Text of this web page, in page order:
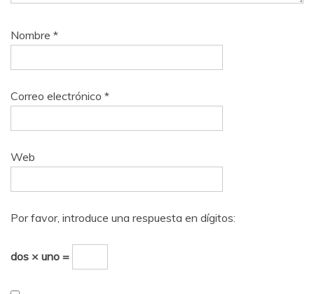
Nombre *
Correo electrónico *
Web
Por favor, introduce una respuesta en dígitos:
dos × uno =